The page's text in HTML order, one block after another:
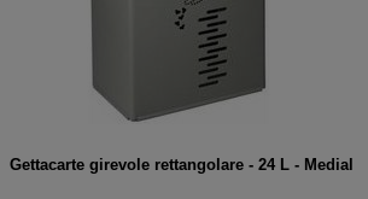
Gettacarte girevole rettangolare - 24 L - Medial